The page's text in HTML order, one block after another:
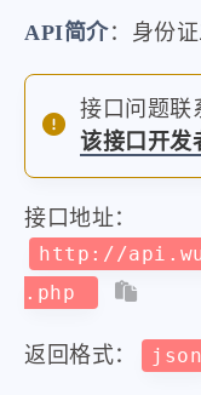
API简介：身份
接口问题联
该接口开发
接口地址：
http://
.php
返回格式： json